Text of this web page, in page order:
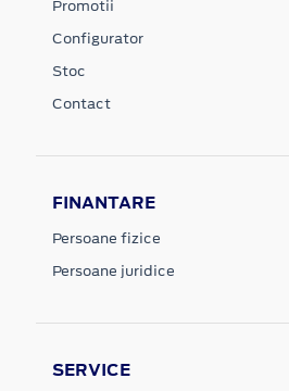
Promotii
Configurator
Stoc
Contact
FINANTARE
Persoane fizice
Persoane juridice
SERVICE